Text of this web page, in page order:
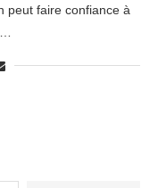
peut faire confiance à